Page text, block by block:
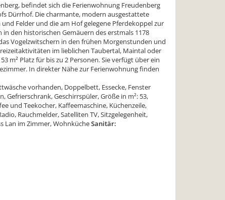
befindet sich die Ferienwohnung Freudenberg
Dürrhof. Die charmante, modern ausgestattete
Felder und die am Hof gelegene Pferdekoppel zur
den historischen Gemäuern des erstmals 1178
Vogelzwitschern in den frühen Morgenstunden und
im lieblichen Taubertal, Maintal oder
m² Platz für bis zu 2 Personen. Sie verfügt über ein
In direkter Nähe zur Ferienwohnung finden
vorhanden, Doppelbett, Essecke, Fenster
Geschirrspüler, Größe in m²: 53,
und Teekocher, Kaffeemaschine, Küchenzeile,
Rauchmelder, Satelliten TV, Sitzgelegenheit,
Lan im Zimmer, WohnkücheSanitär: